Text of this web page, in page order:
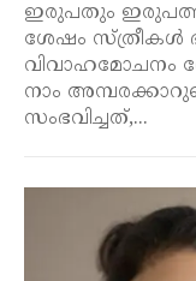
ഇരുപതും
ശേഷം സ്ത്രീകൾ
വിവാഹമോചനം
നാം
സംഭവിച്ചത്,...